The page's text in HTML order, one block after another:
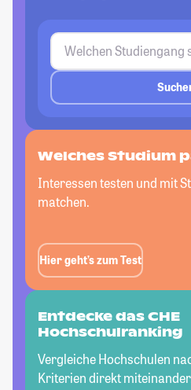
Welches Studium
Interessen testen und mit
matchen.
Hier geht’s zum Test
Entdecke das CHE
Hochschulranking
Vergleiche Hochschulen
Kriterien direkt